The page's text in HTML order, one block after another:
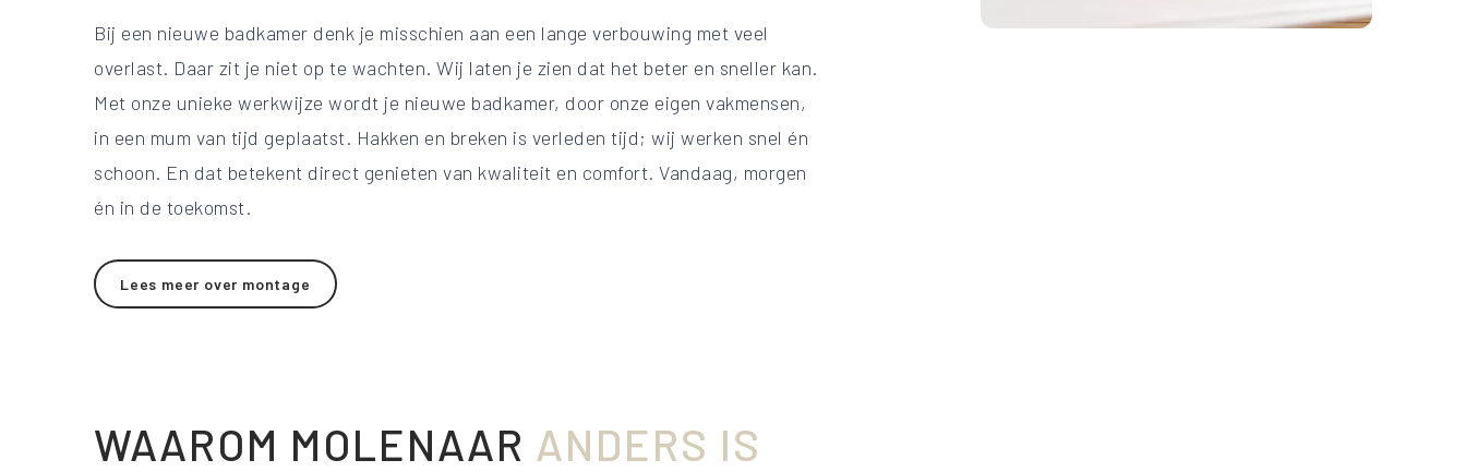
Bij een nieuwe badkamer denk je misschien aan een lange verbouwing met veel
overlast. Daar zit je niet op te wachten. Wij laten je zien dat het beter en sneller kan.
Met onze unieke werkwijze wordt je nieuwe badkamer, door onze eigen vakmensen,
in een mum van tijd geplaatst. Hakken en breken is verleden tijd; wij werken snel én
schoon. En dat betekent direct genieten van kwaliteit en comfort. Vandaag, morgen
én in de toekomst.
Lees meer over montage
WAAROM MOLENAAR ANDERS IS